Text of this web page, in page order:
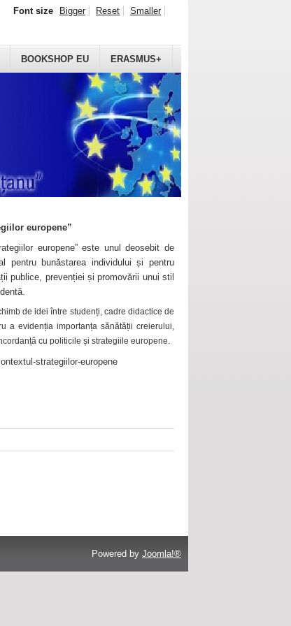
BOOKSHOP EU ERASMUS+
Font size Bigger Reset Smaller
europene”
europene” este unul deosebit de
pentru bunăstarea individului și pentru
publice, prevenției și promovării unui stil
de idei între studenți, cadre didactice de
a evidenția importanța sănătății creierului,
cu politicile și strategiile europene.
strategiilor-europene
Powered by Joomla!®